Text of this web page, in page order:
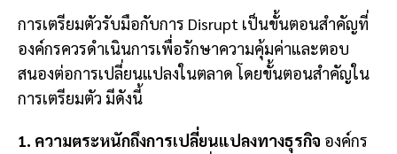
การเตรียมตัวรับมือกับการ Disrupt เป็นขั้นตอนสำคัญที่
องค์กรควรดำเนินการเพื่อรักษาความคุ้มค่าและตอบ
สนองต่อการเปลี่ยนแปลงในตลาด โดยขั้นตอนสำคัญใน
การเตรียมตัว มีดังนี้
1. ความตระหนักถึงการเปลี่ยนแปลงทางธุรกิจ องค์กร